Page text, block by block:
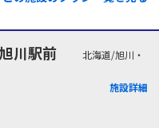
川駅前
北海道/旭川・
施設詳細